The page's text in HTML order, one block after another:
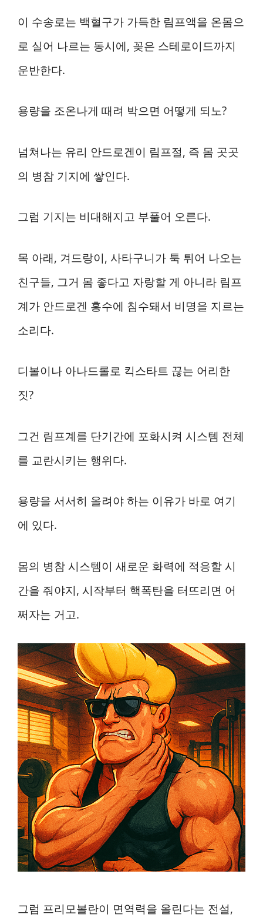
이 수송로는 백혈구가 가득한 림프액을 온몸으
로 실어 나르는 동시에, 꽂은 스테로이드까지
운반한다.
용량을 조온나게 때려 박으면 어떻게 되노?
넘쳐나는 유리 안드로겐이 림프절, 즉 몸 곳곳
의 병참 기지에 쌓인다.
그럼 기지는 비대해지고 부풀어 오른다.
목 아래, 겨드랑이, 사타구니가 툭 튀어 나오는
친구들, 그거 몸 좋다고 자랑할 게 아니라 림프
계가 안드로겐 홍수에 침수돼서 비명을 지르는
소리다.
디볼이나 아나드롤로 킥스타트 끊는 어리한
짓?
그건 림프계를 단기간에 포화시켜 시스템 전체
를 교란시키는 행위다.
용량을 서서히 올려야 하는 이유가 바로 여기
에 있다.
몸의 병참 시스템이 새로운 화력에 적응할 시
간을 줘야지, 시작부터 핵폭탄을 터뜨리면 어
쩌자는 거고.
그럼 프리모볼란이 면역력을 올린다는 전설,